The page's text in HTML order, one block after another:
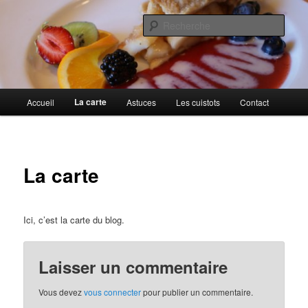
contenu
principalAu petit gargouillis
Cuisines d'internautes.
principal
Accueil La carte Astuces Les cuistots Contact
La carte
Ici, c’est la carte du blog.
Laisser un commentaire
Vous devezvous connecterpour publier un commentaire.